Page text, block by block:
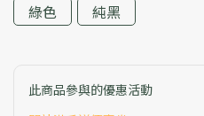
綠色
純黑
此商品參與的優惠活動